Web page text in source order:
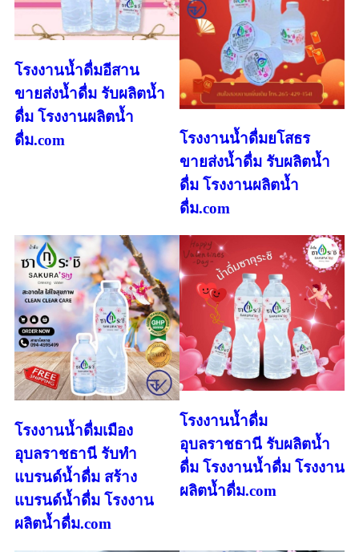
โรงงานน้ำดื่มอีสาน
ขายส่งน้ำดื่ม รับผลิตน้ำ
ดื่ม โรงงานผลิตน้ำ
ดื่ม.com
โรงงานน้ำดื่มยโสธร
ขายส่งน้ำดื่ม รับผลิตน้ำ
ดื่ม โรงงานผลิตน้ำ
ดื่ม.com
โรงงานน้ำดื่มเมือง
อุบลราชธานี รับทำ
แบรนด์น้ำดื่ม สร้าง
แบรนด์น้ำดื่ม โรงงาน
ผลิตน้ำดื่ม.com
โรงงานน้ำดื่ม
อุบลราชธานี รับผลิตน้ำ
ดื่ม โรงงานน้ำดื่ม โรงงาน
ผลิตน้ำดื่ม.com